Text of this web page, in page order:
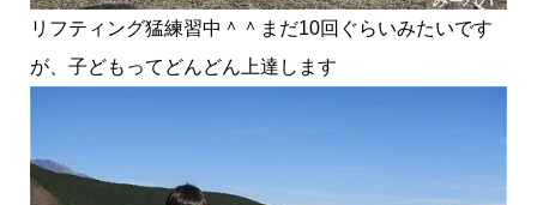
リフティング猛練習中＾＾まだ10回ぐらいみたいです
が、子どもってどんどん上達します